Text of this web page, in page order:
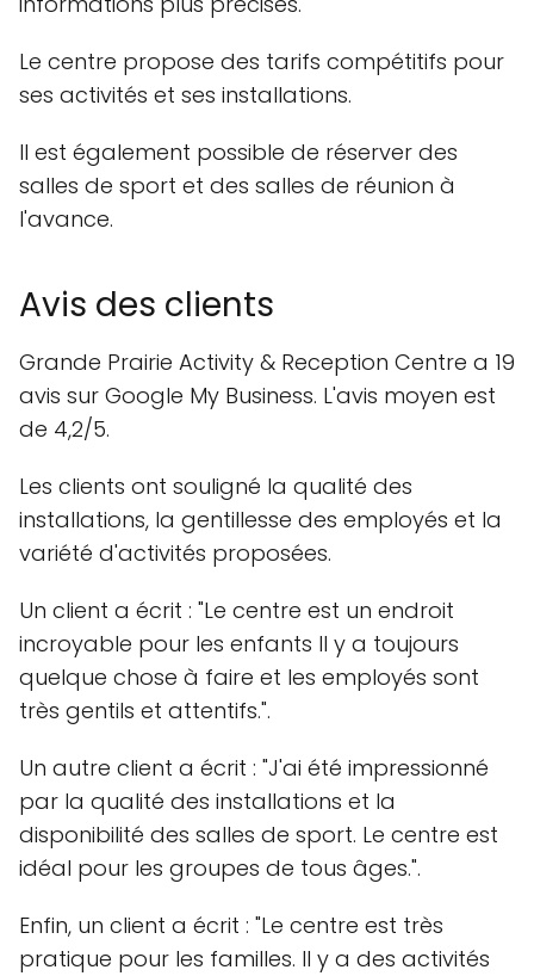
Le centre propose des tarifs compétitifs pour
ses activités et ses installations.
Il est également possible de réserver des
salles de sport et des salles de réunion à
l'avance.
Avis des clients
Grande Prairie Activity & Reception Centre a 19
avis sur Google My Business. L'avis moyen est
de 4,2/5.
Les clients ont souligné la qualité des
installations, la gentillesse des employés et la
variété d'activités proposées.
Un client a écrit : "Le centre est un endroit
incroyable pour les enfants Il y a toujours
quelque chose à faire et les employés sont
très gentils et attentifs.".
Un autre client a écrit : "J'ai été impressionné
par la qualité des installations et la
disponibilité des salles de sport. Le centre est
idéal pour les groupes de tous âges.".
Enfin, un client a écrit : "Le centre est très
pratique pour les familles. Il y a des activités